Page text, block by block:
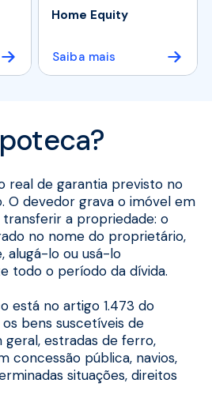
Home Equity
Saiba mais
real de garantia previsto no
O devedor grava o imóvel em
a propriedade: o
no nome do proprietário,
alugá-lo ou usá-lo
todo o período da dívida.
está no artigo 1.473 do
bens suscetíveis de
geral, estradas de ferro,
concessão pública, navios,
situações, direitos